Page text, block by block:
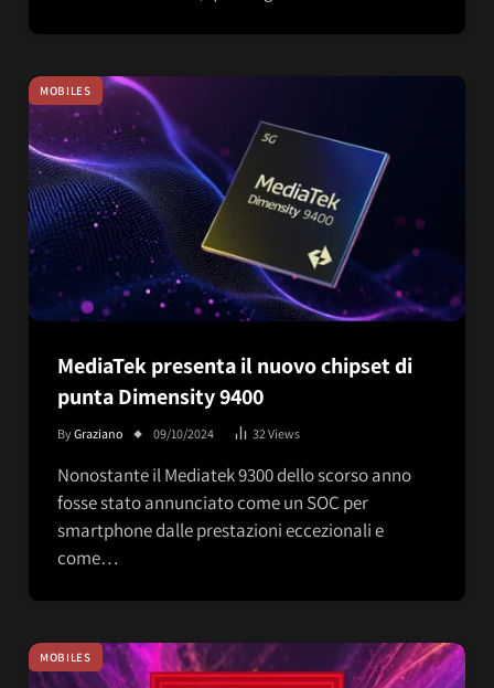
MOBILES
MediaTek presenta il nuovo chipset di
punta Dimensity 9400
ByGraziano 09/10/2024 32Views
Nonostante il Mediatek 9300 dello scorso anno
fosse stato annunciato come un SOC per
smartphone dalle prestazioni eccezionali e
come…
MOBILES